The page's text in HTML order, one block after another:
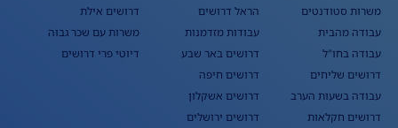
משרות סטודנטים
עבודה מהבית
עבודה בחו"ל
דרושים שליחים
עבודה בשעות הערב
דרושים חקלאות
הראל דרושים
עבודות מזדמנות
דרושים באר שבע
דרושים חיפה
דרושים אשקלון
דרושים ירושלים
דרושים אילת
משרות עם שכר גבוה
דיוטי פרי דרושים